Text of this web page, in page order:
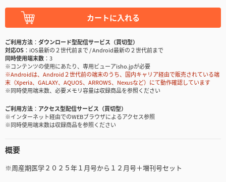
カートに入れる
ご利用方法
ダウンロード型配信サービス（買切型）
対応OS
iOS最新の２世代前まで / Android最新の２世代前まで
同時使用端末数
3
※コンテンツの使用にあたり、専用ビューアisho.jpが必要
※Androidは、Android２世代前の端末のうち、国内キャリア経由で販売されている端
末（Xperia、GALAXY、AQUOS、ARROWS、Nexusなど）にて動作確認しています
※同時使用端末数、必要メモリ容量は収録商品を参照ください
ご利用方法
アクセス型配信サービス（買切型）
※インターネット経由でのWEBブラウザによるアクセス参照
※同時使用端末数は収録商品を参照ください
概要
※周産期医学２０２５年１月号から１２月号＋増刊号セット